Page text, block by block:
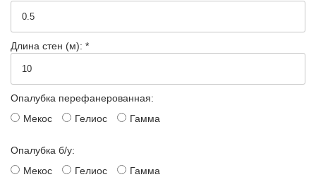
Длина стен (м): *
Опалубка перефанерованная:
Мекос
Гелиос Гамма
Опалубка б/у:
Мекос
Гелиос Гамма